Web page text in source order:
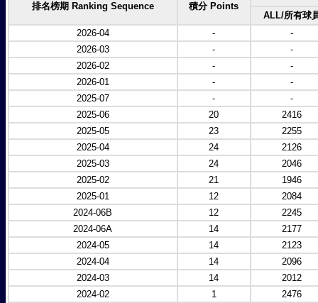
排名榜期 Ranking Sequence
積分 Points
ALL/所有球
2026-04
-
-
2026-03
-
-
2026-02
-
-
2026-01
-
-
2025-07
-
-
2025-06
20
2416
2025-05
23
2255
2025-04
24
2126
2025-03
24
2046
2025-02
21
1946
2025-01
12
2084
2024-06B
12
2245
2024-06A
14
2177
2024-05
14
2123
2024-04
14
2096
2024-03
14
2012
2024-02
1
2476